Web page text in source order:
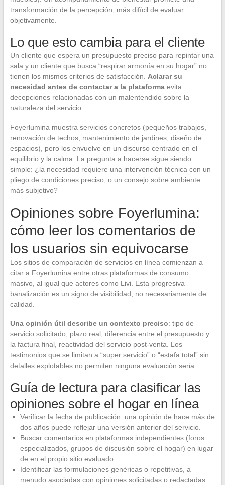
transformación de la percepción, más difícil de evaluar
objetivamente.
Lo que esto cambia para el cliente
Un cliente que espera un presupuesto preciso para repintar una
sala y un cliente que busca “respirar armonía en su hogar” no
tienen los mismos criterios de satisfacción. Aclarar su
necesidad antes de contactar a la plataformaevita
decepciones relacionadas con un malentendido sobre la
naturaleza del servicio.
Foyerlumina muestra servicios concretos (pequeños trabajos,
renovación de techos, mantenimiento de jardines, diseño de
espacios), pero los envuelve en un discurso centrado en el
equilibrio y la calma. La pregunta a hacerse sigue siendo
simple: ¿la necesidad requiere una intervención técnica con un
pliego de condiciones preciso, o un consejo sobre ambiente
más subjetivo?
Opiniones sobre Foyerlumina:
cómo leer los comentarios de
los usuarios sin equivocarse
Los sitios de comparación de servicios en línea comienzan a
citar a Foyerlumina entre otras plataformas de consumo
masivo, al igual que actores como Livi. Esta progresiva
banalización es un signo de visibilidad, no necesariamente de
calidad.
Una opinión útil describe un contexto preciso: tipo de
servicio solicitado, plazo real, diferencia entre el presupuesto y
la factura final, reactividad del servicio post-venta. Los
testimonios que se limitan a “super servicio” o “estafa total” sin
detalles explotables no permiten ninguna evaluación seria.
Guía de lectura para clasificar las
opiniones sobre el hogar en línea
Verificar la fecha de publicación: una opinión de hace más de
dos años puede reflejar una versión anterior del servicio.
Buscar comentarios en plataformas independientes (foros
especializados, grupos de discusión sobre el hogar) en lugar
de en el propio sitio evaluado.
Identificar las formulaciones genéricas o repetitivas, a
menudo asociadas con opiniones solicitadas o redactadas